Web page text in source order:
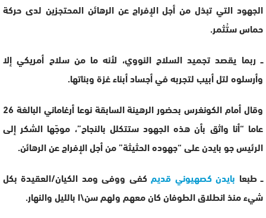
الجهود التي تبذل من أجل الإفراج عن الرهائن المحتجزين لدى حركة
حماس ستُثمر.
ــ ربما يقصد تجميد السلاح النووي، لأنه ما من سلاح أمريكي إلا
وأرسلوه لتل أبيب لتجربه في أجساد أبناء غزة وبناتها.
وقال أمام الكونغرس بحضور الرهينة السابقة نوعا أرغاماني البالغة 26
عاما “أنا واثق بأن هذه الجهود ستتكلل بالنجاح”، موجّها الشكر إلى
الرئيس جو بايدن على “جهوده الحثيثة” من أجل الإفراج عن الرهائن.
ــ طبعا بايدن كصهيوني قديمكفى ووفى ومد الكيان/العقيدة بكل
شيء منذ انطلاق الطوفان كان معهم ولهم سن\ا بالليل والنهار.